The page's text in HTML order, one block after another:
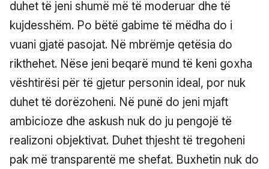
duhet të jeni shumë më të moderuar dhe të
kujdesshëm. Po bëtë gabime të mëdha do i
vuani gjatë pasojat. Në mbrëmje qetësia do
rikthehet. Nëse jeni beqarë mund të keni goxha
vështirësi për të gjetur personin ideal, por nuk
duhet të dorëzoheni. Në punë do jeni mjaft
ambicioze dhe askush nuk do ju pengojë të
realizoni objektivat. Duhet thjesht të tregoheni
pak më transparentë me shefat. Buxhetin nuk do